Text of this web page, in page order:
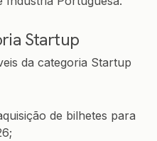
Startup
da categoria Startup
de bilhetes para